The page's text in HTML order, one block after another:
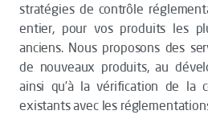
stratégies de contrôle
entier, pour vos produits les
anciens. Nous proposons des
de nouveaux produits, au
ainsi qu’à la vérification de la
existants avec les